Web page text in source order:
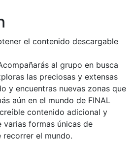
el contenido descargable
al grupo en busca
las preciosas y extensas
y encuentras nuevas zonas que
aún en el mundo de FINAL
contenido adicional y
varias formas únicas de
el mundo.